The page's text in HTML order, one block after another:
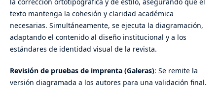
texto mantenga la cohesión y claridad académica
necesarias. Simultáneamente, se ejecuta la diagramación,
adaptando el contenido al diseño institucional y a los
estándares de identidad visual de la revista.
Revisión de pruebas de imprenta (Galeras): Se remite la
versión diagramada a los autores para una validación final.